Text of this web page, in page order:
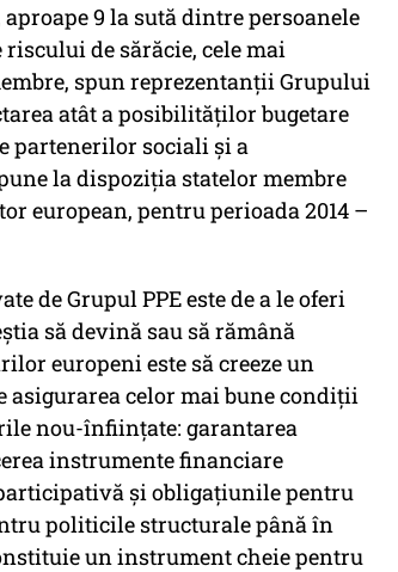
9 la sută dintre persoanele
de sărăcie, cele mai
spun reprezentanții Grupului
atât a posibilităților bugetare
partenerilor sociali și a
la dispoziția statelor membre
european, pentru perioada 2014 –
de Grupul PPE este de a le oferi
să devină sau să rămână
europeni este să creeze un
asigurarea celor mai bune condiții
nou-înființate: garantarea
instrumente financiare
și obligațiunile pentru
politicile structurale până în
un instrument cheie pentru